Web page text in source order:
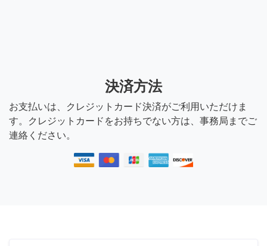
決済方法
お支払いは、クレジットカード決済がご利用いただけま
す。クレジットカードをお持ちでない方は、事務局までご
連絡ください。